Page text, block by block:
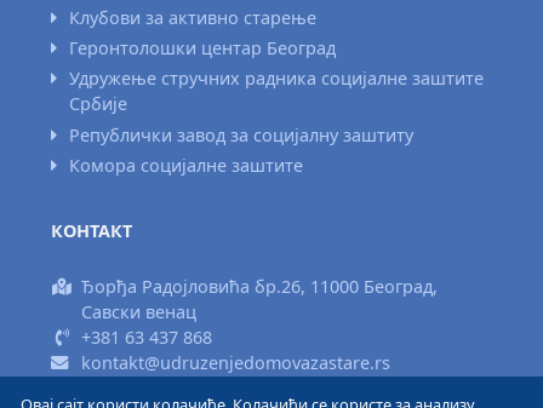
Клубови за активно старење
Геронтолошки центар Београд
Удружење стручних радника социјалне заштите
Србије
Републички завод за социјалну заштиту
Комора социјалне заштите
КОНТАКТ
Ђорђа Радојловића бр.26, 11000 Београд,
Савски венац
+381 63 437 868
kontakt@udruzenjedomovazastare.rs